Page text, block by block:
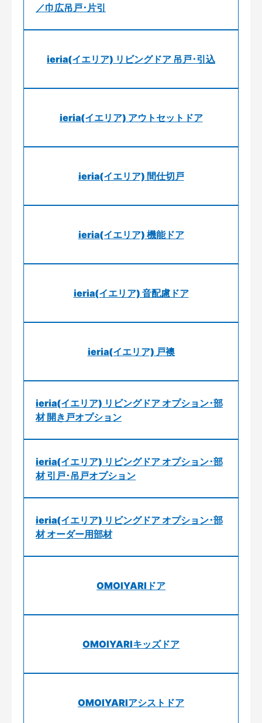
／巾広吊戸･片引
ieria(イエリア) リビングドア 吊戸･引込
ieria(イエリア) アウトセットドア
ieria(イエリア) 間仕切戸
ieria(イエリア) 機能ドア
ieria(イエリア) 音配慮ドア
ieria(イエリア) 戸襖
ieria(イエリア) リビングドア オプション･部
材 開き戸オプション
ieria(イエリア) リビングドア オプション･部
材 引戸･吊戸オプション
ieria(イエリア) リビングドア オプション･部
材 オーダー用部材
OMOIYARIドア
OMOIYARIキッズドア
OMOIYARIアシストドア